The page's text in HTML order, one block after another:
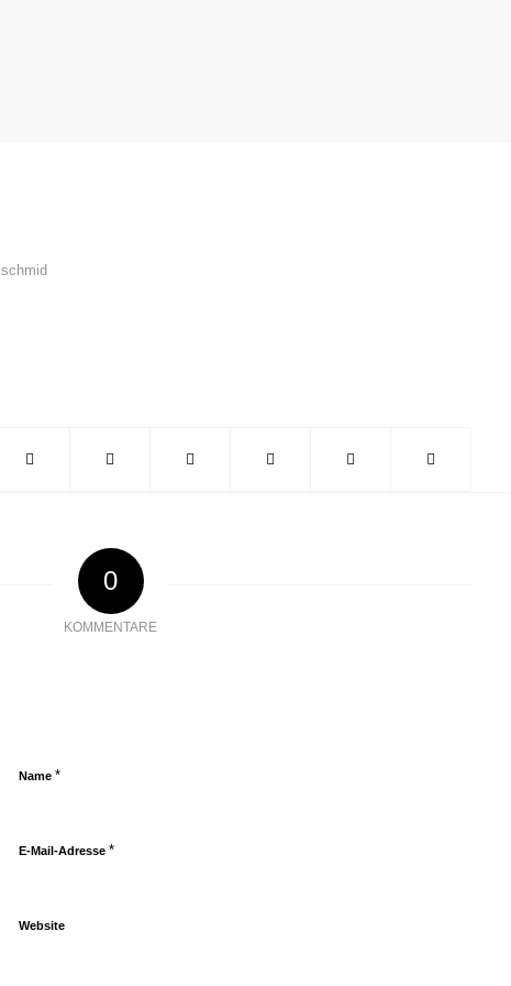
schmid
0
KOMMENTARE
Name *
E-Mail-Adresse *
Website